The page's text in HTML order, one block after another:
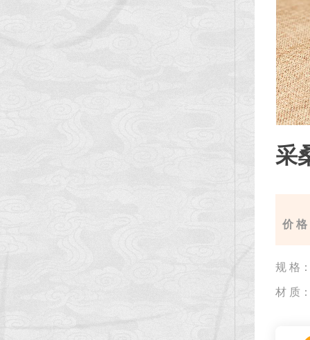
采
价 格
规 格
材 质